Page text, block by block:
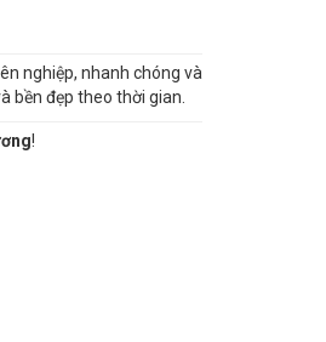
nghiệp, nhanh chóng và
bền đẹp theo thời gian.
!